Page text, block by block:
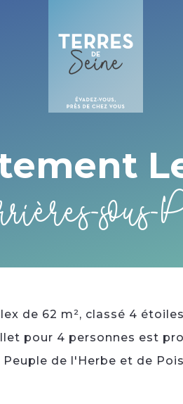
sous-
de 62 m², classé 4
pour 4 personnes est
Peuple de l'Herbe et de